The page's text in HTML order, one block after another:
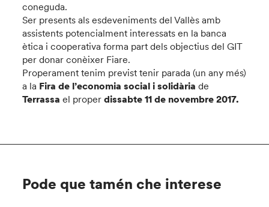
coneguda.
Ser presents als esdeveniments del Vallès amb
assistents potencialment interessats en la banca
ètica i cooperativa forma part dels objectius del GIT
per donar conèixer Fiare.
Properament tenim previst tenir parada (un any més)
a la Fira de l’economia social i solidàriade
Terrassael proper dissabte 11 de novembre 2017.
Pode que tamén che interese